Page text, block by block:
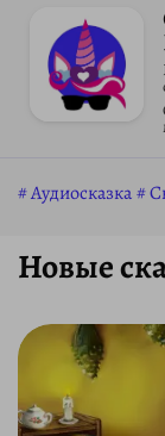
Аудиосказка
Новые